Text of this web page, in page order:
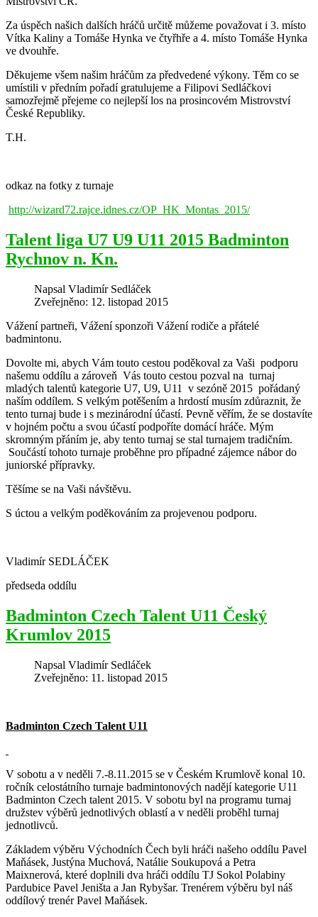
Za úspěch našich dalších hráčů určitě můžeme považovat i 3. místo
Vítka Kaliny a Tomáše Hynka ve čtyřhře a 4. místo Tomáše Hynka
ve dvouhře.
Děkujeme všem našim hráčům za předvedené výkony. Těm co se
umístili v předním pořadí gratulujeme a Filipovi Sedláčkovi
samozřejmě přejeme co nejlepší los na prosincovém Mistrovství
České Republiky.
T.H.
odkaz na fotky z turnaje
http://wizard72.rajce.idnes.cz/OP_HK_Montas_2015/
Talent liga U7 U9 U11 2015 Badminton
Rychnov n. Kn.
Napsal Vladimír Sedláček
Zveřejněno: 12. listopad 2015
Vážení partneři, Vážení sponzoři Vážení rodiče a přátelé
badmintonu.
Dovolte mi, abych Vám touto cestou poděkoval za Vaši podporu
našemu oddílu a zároveň Vás touto cestou pozval na turnaj
mladých talentů kategorie U7, U9, U11 v sezóně 2015 pořádaný
naším oddílem. S velkým potěšením a hrdostí musím zdůraznit, že
tento turnaj bude i s mezinárodní účastí. Pevně věřím, že se dostavíte
v hojném počtu a svou účastí podpoříte domácí hráče. Mým
skromným přáním je, aby tento turnaj se stal turnajem tradičním.
Součástí tohoto turnaje proběhne pro případné zájemce nábor do
juniorské přípravky.
Těšíme se na Vaši návštěvu.
S úctou a velkým poděkováním za projevenou podporu.
Vladimír SEDLÁČEK
předseda oddílu
Badminton Czech Talent U11 Český
Krumlov 2015
Napsal Vladimír Sedláček
Zveřejněno: 11. listopad 2015
Badminton Czech Talent U11
V sobotu a v neděli 7.-8.11.2015 se v Českém Krumlově konal 10.
ročník celostátního turnaje badmintonových nadějí kategorie U11
Badminton Czech talent 2015. V sobotu byl na programu turnaj
družstev výběrů jednotlivých oblastí a v neděli proběhl turnaj
jednotlivců.
Základem výběru Východních Čech byli hráči našeho oddílu Pavel
Maňásek, Justýna Muchová, Natálie Soukupová a Petra
Maixnerová, které doplnili dva hráči oddílu TJ Sokol Polabiny
Pardubice Pavel Jeništa a Jan Rybyšar. Trenérem výběru byl náš
oddílový trenér Pavel Maňásek.